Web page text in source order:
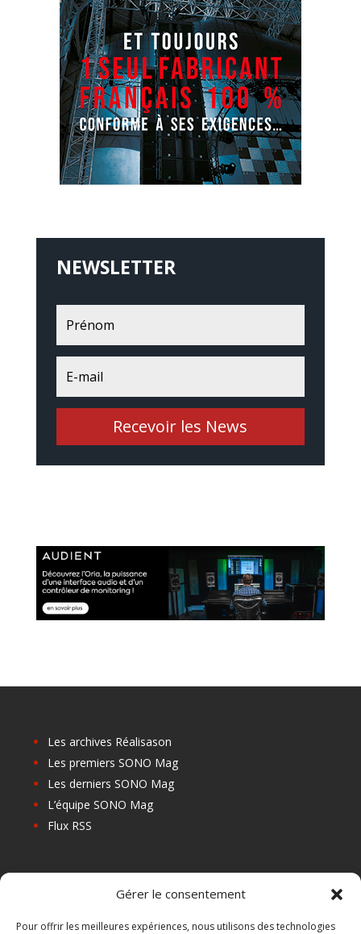
Gérer le consentement
Pour offrir les meilleures expériences, nous utilisons des technologies
NEWSLETTER
Recevoir les News
Les archives Réalisason
Les premiers SONO Mag
Les derniers SONO Mag
L’équipe SONO Mag
Flux RSS
Les Centres de Formation
Les Points Relais